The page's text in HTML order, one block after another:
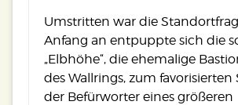
Umstritten war die
Anfang an entpuppte sich die
„Elbhöhe“, die ehemalige
des Wallrings, zum
der Befürworter eines größeren